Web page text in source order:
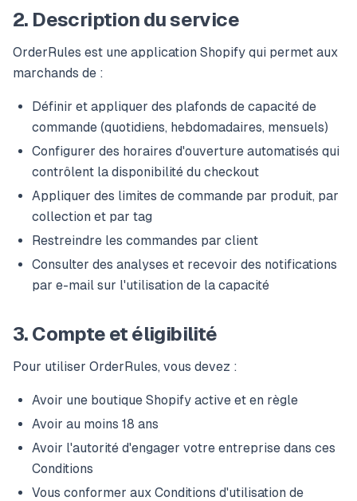
2. Description du service
OrderRules est une application Shopify qui permet aux
marchands de :
Définir et appliquer des plafonds de capacité de
commande (quotidiens, hebdomadaires, mensuels)
Configurer des horaires d'ouverture automatisés qui
contrôlent la disponibilité du checkout
Appliquer des limites de commande par produit, par
collection et par tag
Restreindre les commandes par client
Consulter des analyses et recevoir des notifications
par e-mail sur l'utilisation de la capacité
3. Compte et éligibilité
Pour utiliser OrderRules, vous devez :
Avoir une boutique Shopify active et en règle
Avoir au moins 18 ans
Avoir l'autorité d'engager votre entreprise dans ces
Conditions
Vous conformer aux Conditions d'utilisation de